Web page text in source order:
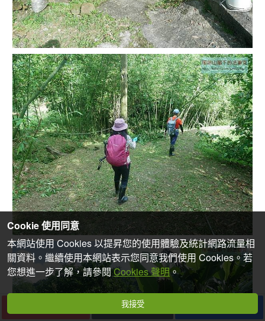
下一篇
Cookie 使用同意
本網站使用 Cookies 以提昇您的使用體驗及統計網路流量相
關資料。繼續使用本網站表示您同意我們使用 Cookies。若
您想進一步了解，請參閱Cookies 聲明。
我接受